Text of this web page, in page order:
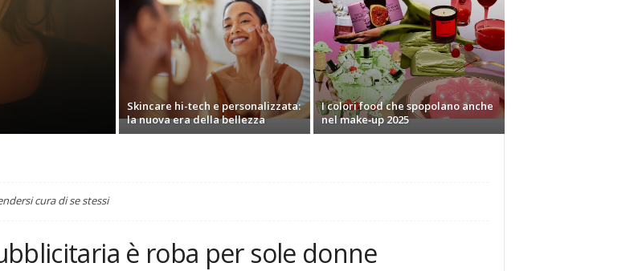
Skincare hi-tech e personalizzata:
la nuova era della bellezza
I colori food che spopolano anche
nel make‑up 2025
cura di se stessi
è roba per sole donne